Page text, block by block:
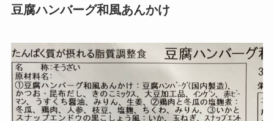
豆腐ハンバーグ和風あんかけ